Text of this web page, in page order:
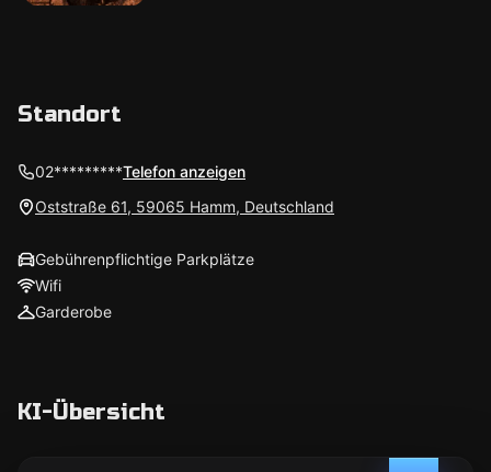
Standort
02*********Telefon anzeigen
Oststraße 61, 59065 Hamm, Deutschland
Gebührenpflichtige Parkplätze
Wifi
Garderobe
KI-Übersicht